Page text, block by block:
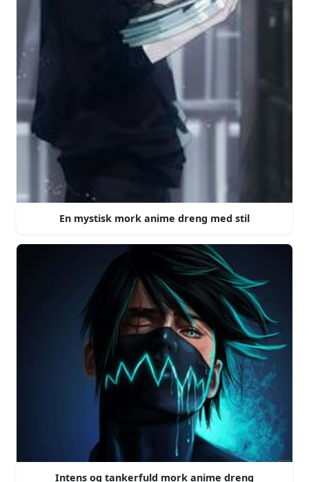
En mystisk mork anime dreng med stil
Intens og tankerfuld mork anime dreng